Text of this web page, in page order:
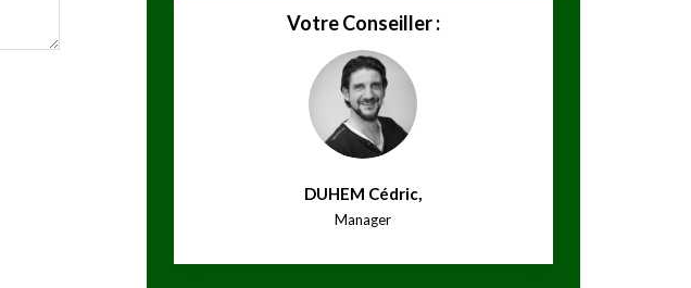
Votre Conseiller :
DUHEM Cédric,
Manager